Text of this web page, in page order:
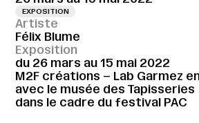
EXPOSITION
Artiste
Félix Blume
Exposition
du 26 mars au 15 mai 2022
M2F créations – Lab Garmez
avec le musée des Tapisseries
dans le cadre du festival PAC